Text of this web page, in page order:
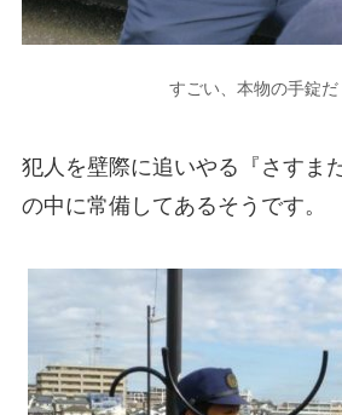
すごい、本物の手錠だ
犯人を壁際に追いやる『さすま
の中に常備してあるそうです。